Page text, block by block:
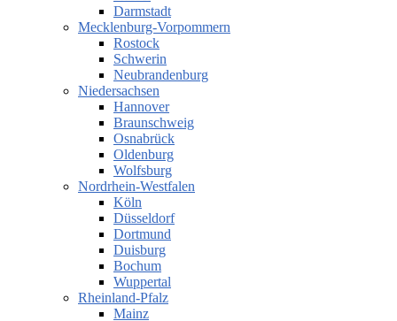
Darmstadt
Mecklenburg-Vorpommern
Rostock
Schwerin
Neubrandenburg
Niedersachsen
Hannover
Braunschweig
Osnabrück
Oldenburg
Wolfsburg
Nordrhein-Westfalen
Köln
Düsseldorf
Dortmund
Duisburg
Bochum
Wuppertal
Rheinland-Pfalz
Mainz